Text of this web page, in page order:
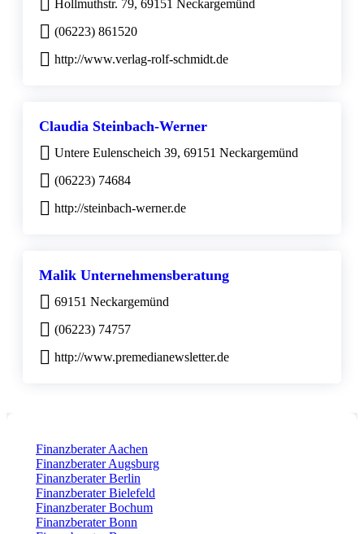
Hollmuthstr. 79, 69151 Neckargemünd
(06223) 861520
http://www.verlag-rolf-schmidt.de
Claudia Steinbach-Werner
Untere Eulenscheich 39, 69151 Neckargemünd
(06223) 74684
http://steinbach-werner.de
Malik Unternehmensberatung
69151 Neckargemünd
(06223) 74757
http://www.premedianewsletter.de
Finanzberater Aachen
Finanzberater Augsburg
Finanzberater Berlin
Finanzberater Bielefeld
Finanzberater Bochum
Finanzberater Bonn